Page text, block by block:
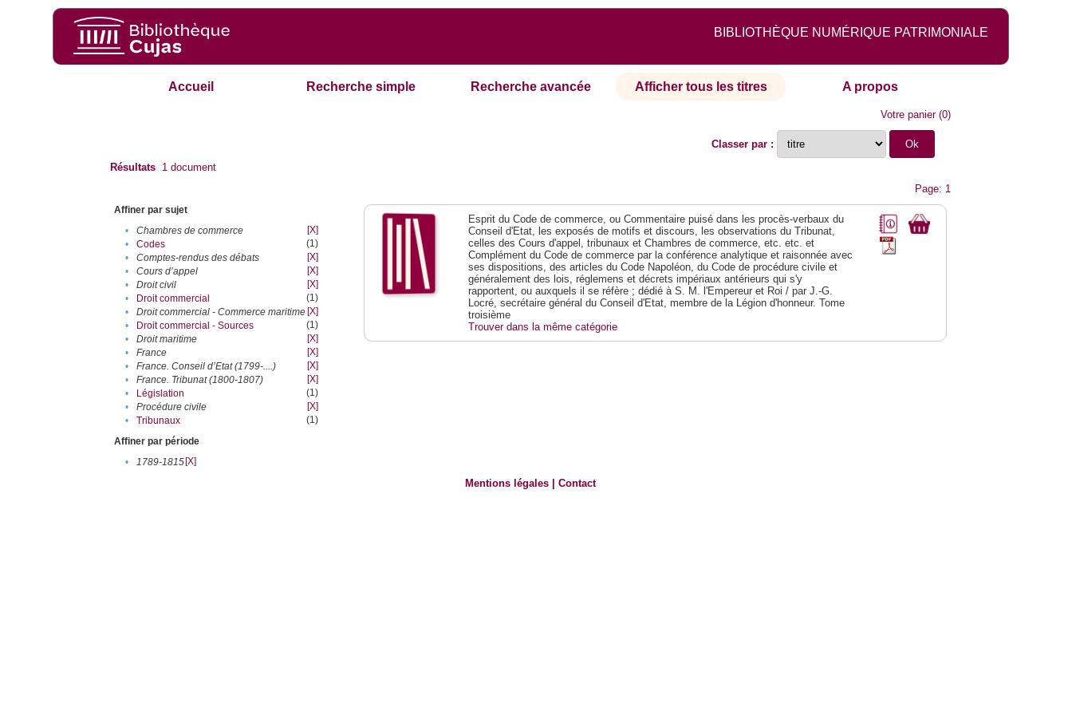
BIBLIOTHÈQUE NUMÉRIQUE PATRIMONIALE
Accueil Recherche simple Recherche avancée Afficher tous les titres A propos
Votre panier(0)
Classer par :
Résultats 1 document
Page: 1
Affiner par sujet
•
Chambres de commerce
[X]
•
Codes
(1)
•
Comptes-rendus des débats
[X]
•
Cours d’appel
[X]
•
Droit civil
[X]
•
Droit commercial
(1)
•
Droit commercial - Commerce maritime [X]
•
Droit commercial - Sources
(1)
•
Droit maritime
[X]
•
France
[X]
•
France. Conseil d’Etat (1799-....)
[X]
•
France. Tribunat (1800-1807)
[X]
•
Législation
(1)
•
Procédure civile
[X]
•
Tribunaux
(1)
Affiner par période
•
1789-1815[X]
Esprit du Code de commerce, ou Commentaire puisé dans les procès-verbaux du
Conseil d'Etat, les exposés de motifs et discours, les observations du Tribunat,
celles des Cours d'appel, tribunaux et Chambres de commerce, etc. etc. et
Complément du Code de commerce par la conférence analytique et raisonnée avec
ses dispositions, des articles du Code Napoléon, du Code de procédure civile et
généralement des lois, réglemens et décrets impériaux antérieurs qui s'y
rapportent, ou auxquels il se réfère ; dédié à S. M. l'Empereur et Roi / par J.-G.
Locré, secrétaire général du Conseil d'Etat, membre de la Légion d'honneur. Tome
troisième
Trouver dans la même catégorie
Mentions légales |Contact